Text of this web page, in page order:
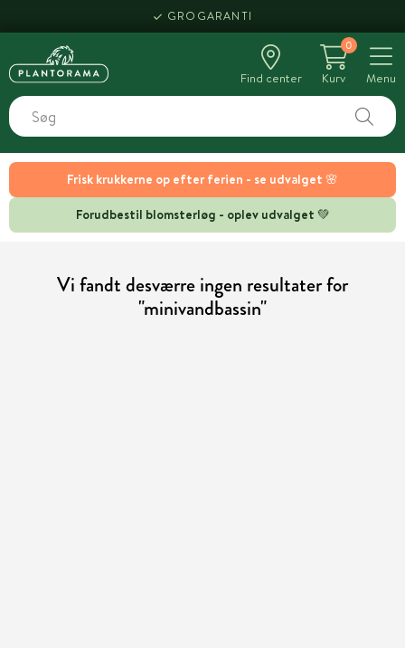
GROGARANTI
Find center
0
Kurv
Menu
Frisk krukkerne op efter ferien - se udvalget 🌸
Forudbestil blomsterløg - oplev udvalget 💚
Vi fandt desværre ingen resultater for
"minivandbassin"